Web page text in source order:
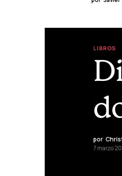
LIBROS
por
7 marzo